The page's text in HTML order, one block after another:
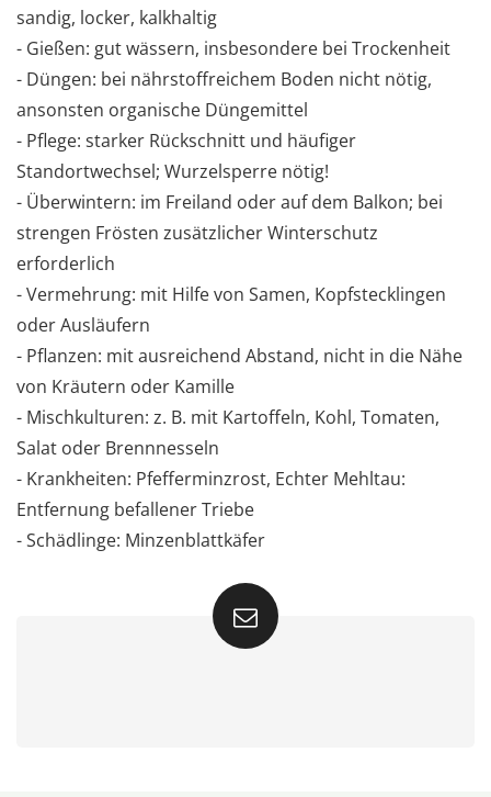
sandig, locker, kalkhaltig
- Gießen: gut wässern, insbesondere bei Trockenheit
- Düngen: bei nährstoffreichem Boden nicht nötig,
ansonsten organische Düngemittel
- Pflege: starker Rückschnitt und häufiger
Standortwechsel; Wurzelsperre nötig!
- Überwintern: im Freiland oder auf dem Balkon; bei
strengen Frösten zusätzlicher Winterschutz
erforderlich
- Vermehrung: mit Hilfe von Samen, Kopfstecklingen
oder Ausläufern
- Pflanzen: mit ausreichend Abstand, nicht in die Nähe
von Kräutern oder Kamille
- Mischkulturen: z. B. mit Kartoffeln, Kohl, Tomaten,
Salat oder Brennnesseln
- Krankheiten: Pfefferminzrost, Echter Mehltau:
Entfernung befallener Triebe
- Schädlinge: Minzenblattkäfer